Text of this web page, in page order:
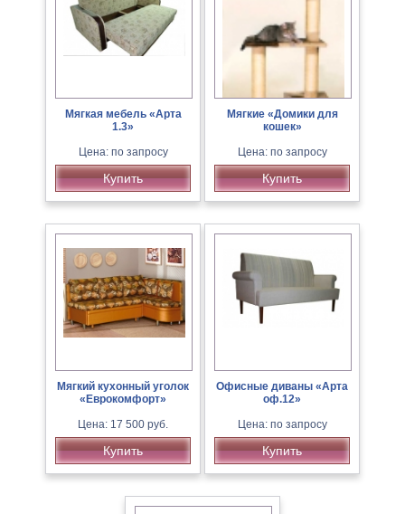
Мягкая мебель «Арта
1.3»
Цена: по запросу
Купить
Мягкие «Домики для
кошек»
Цена: по запросу
Купить
Мягкий кухонный уголок
«Еврокомфорт»
Цена: 17 500 руб.
Купить
Офисные диваны «Арта
оф.12»
Цена: по запросу
Купить